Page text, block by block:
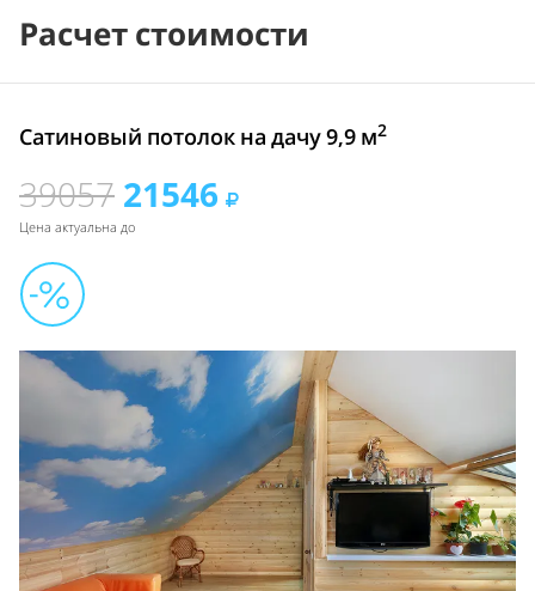
Расчет стоимости
Сатиновый потолок на дачу 9,9 м2
39057 21546
Цена актуальна до